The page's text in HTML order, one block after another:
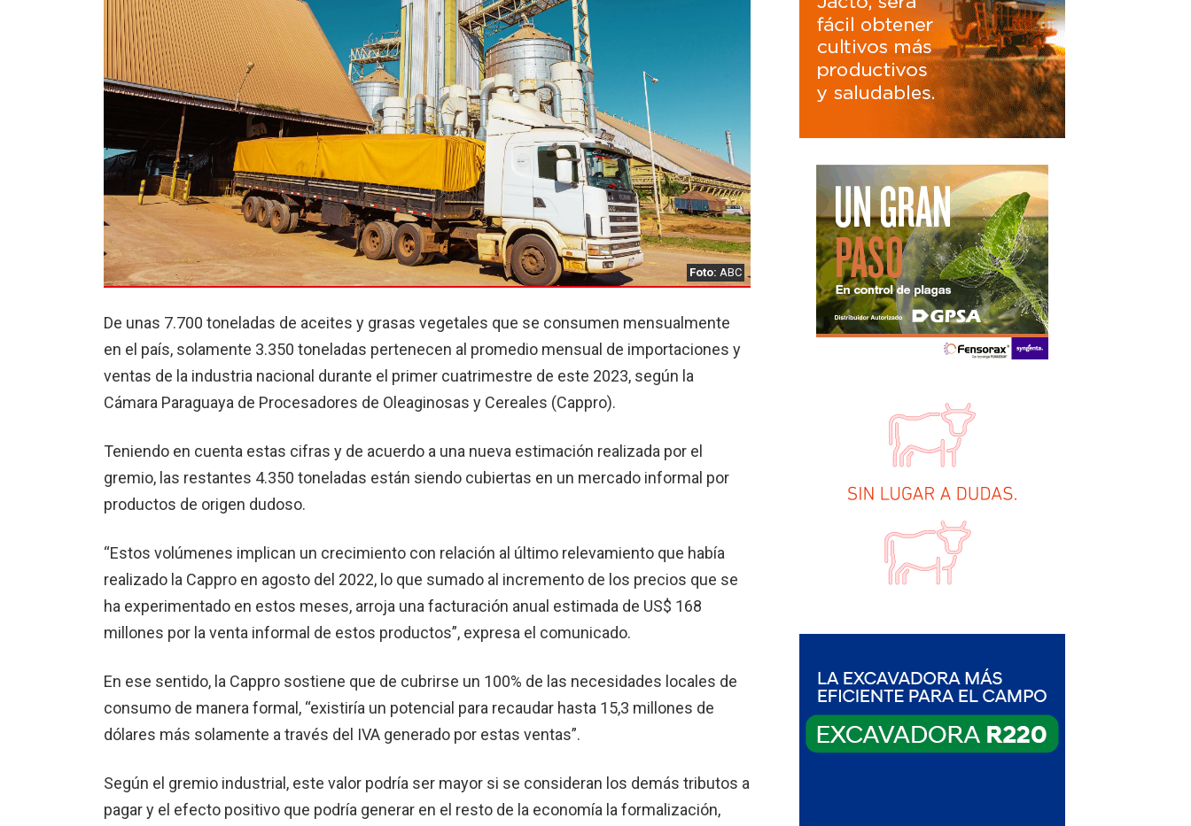
Foto: ABC
De unas 7.700 toneladas de aceites y grasas vegetales que se consumen mensualmente
en el país, solamente 3.350 toneladas pertenecen al promedio mensual de importaciones y
ventas de la industria nacional durante el primer cuatrimestre de este 2023, según la
Cámara Paraguaya de Procesadores de Oleaginosas y Cereales (Cappro).
Teniendo en cuenta estas cifras y de acuerdo a una nueva estimación realizada por el
gremio, las restantes 4.350 toneladas están siendo cubiertas en un mercado informal por
productos de origen dudoso.
“Estos volúmenes implican un crecimiento con relación al último relevamiento que había
realizado la Cappro en agosto del 2022, lo que sumado al incremento de los precios que se
ha experimentado en estos meses, arroja una facturación anual estimada de US$ 168
millones por la venta informal de estos productos”, expresa el comunicado.
En ese sentido, la Cappro sostiene que de cubrirse un 100% de las necesidades locales de
consumo de manera formal, “existiría un potencial para recaudar hasta 15,3 millones de
dólares más solamente a través del IVA generado por estas ventas”.
Según el gremio industrial, este valor podría ser mayor si se consideran los demás tributos a
pagar y el efecto positivo que podría generar en el resto de la economía la formalización,